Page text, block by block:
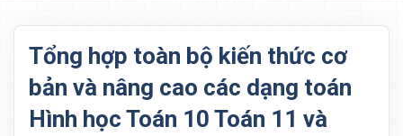
Tổng hợp toàn bộ kiến thức cơ
bản và nâng cao các dạng toán
Hình học Toán 10 Toán 11 và